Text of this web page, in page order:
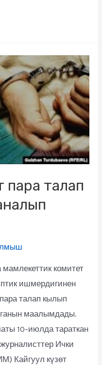
талап
комитет
ишмердигинен
талап кылып
маалымдады.
10-июлда тараткан
Ички
Кайгуул күзөт